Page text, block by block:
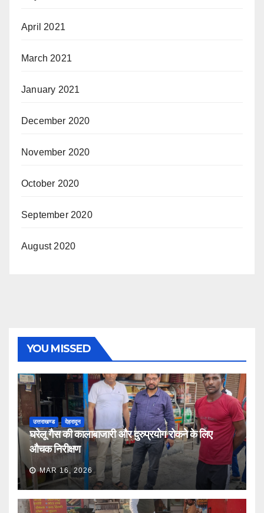
April 2021
March 2021
January 2021
December 2020
November 2020
October 2020
September 2020
August 2020
YOU MISSED
उत्तराखण्ड देहरादून
घरेलू गैस की कालाबाजारी और दुरुप्रयोग रोकने के लिए
औचक निरीक्षण
MAR 16, 2026